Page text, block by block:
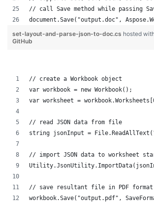
// call Save method while passing
document.Save("output.doc",
set-layout-and-parse-json-to-doc.cs hosted
GitHub
// create a Workbook object
var workbook = new Workbook();
var worksheet =
// read JSON data from file
string jsonInput =
// import JSON data to worksheet
// save resultant file in PDF format
workbook.Save("output.pdf",